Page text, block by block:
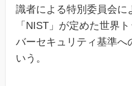
識者による特別委員会に
「NIST」が定めた世界
バーセキュリティ基準へ
いう。